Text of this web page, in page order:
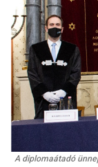
A diplomaátadó